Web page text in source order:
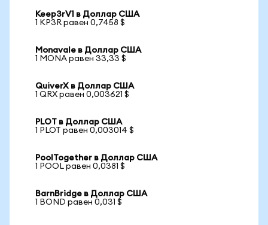
Keep3rV1 в Доллар США
1 KP3R равен 0,7458 $
Monavale в Доллар США
1 MONA равен 33,33 $
QuiverX в Доллар США
1 QRX равен 0,003621 $
PLOT в Доллар США
1 PLOT равен 0,003014 $
PoolTogether в Доллар США
1 POOL равен 0,0381 $
BarnBridge в Доллар США
1 BOND равен 0,031 $